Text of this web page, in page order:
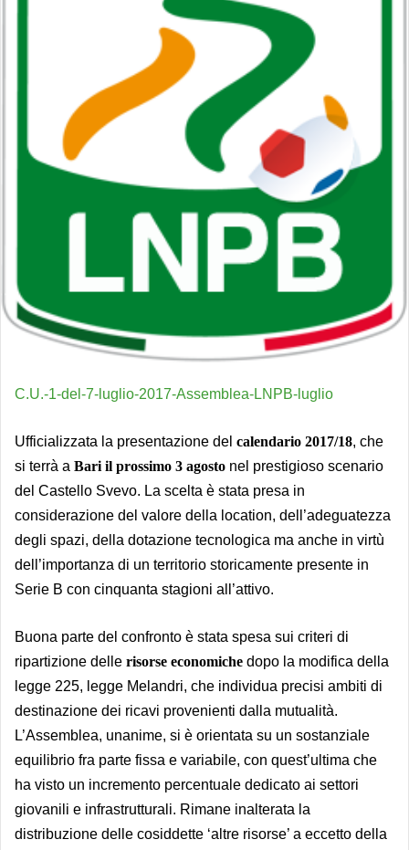
C.U.-1-del-7-luglio-2017-Assemblea-LNPB-luglio
Ufficializzata la presentazione del calendario 2017/18, che
si terrà a Bari il prossimo 3 agosto nel prestigioso scenario
del Castello Svevo. La scelta è stata presa in
considerazione del valore della location, dell’adeguatezza
degli spazi, della dotazione tecnologica ma anche in virtù
dell’importanza di un territorio storicamente presente in
Serie B con cinquanta stagioni all’attivo.
Buona parte del confronto è stata spesa sui criteri di
ripartizione delle risorse economiche dopo la modifica della
legge 225, legge Melandri, che individua precisi ambiti di
destinazione dei ricavi provenienti dalla mutualità.
L’Assemblea, unanime, si è orientata su un sostanziale
equilibrio fra parte fissa e variabile, con quest’ultima che
ha visto un incremento percentuale dedicato ai settori
giovanili e infrastrutturali. Rimane inalterata la
distribuzione delle cosiddette ‘altre risorse’ a eccetto della